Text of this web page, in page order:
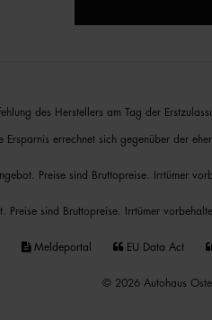
des Herstellers am Tag der
errechnet sich gegenüber der
Preise sind Bruttopreise. Irrtümer
Preise sind Bruttopreise. Irrtümer
Meldeportal EU Data Act
© 2026 Autohaus